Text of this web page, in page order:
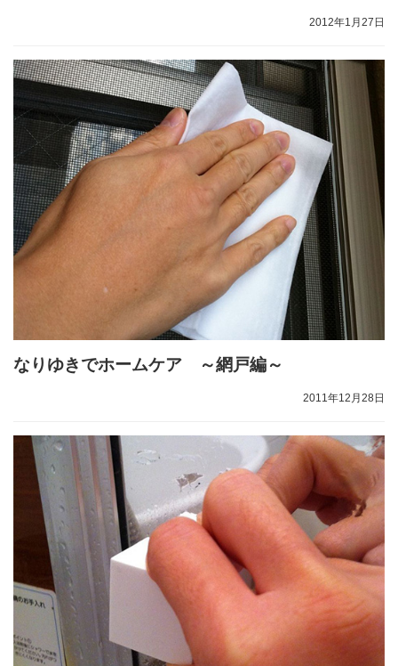
2012年1月27日
なりゆきでホームケア ～網戸編～
2011年12月28日